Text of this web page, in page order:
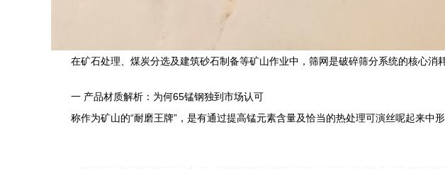
在矿石处理、煤炭分选及建筑砂石制备等矿山作业中，筛网是破碎筛分系统的核心
一 产品材质解析：为何65锰钢独到市场认可
称作为矿山的“耐磨王牌”，是有通过提高锰元素含量及恰当的热处理可演丝呢起来中